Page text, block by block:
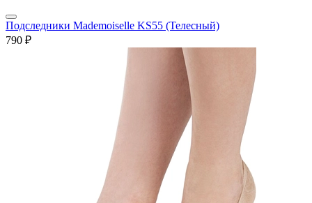
Подследники Mademoiselle KS55 (Телесный)
790 ₽